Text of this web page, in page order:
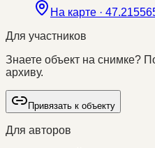
На карте ·
Для участников
Знаете объект на снимке?
архиву.
Привязать к объекту
Для авторов